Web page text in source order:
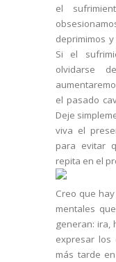
el
deprimimos
Si el
olvidarse
el pasado
Deje
viva el
para evitar
repita en el
Creo que
mentales
generan: ira,
expresar los
más tarde